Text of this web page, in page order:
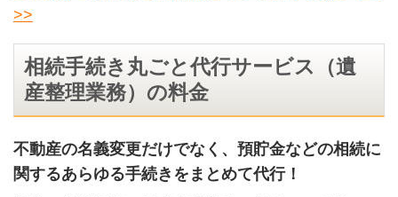
>>
相続手続き丸ごと代行サービス（遺
産整理業務）の料金
不動産の名義変更だけでなく、預貯金などの相続に
関するあらゆる手続きをまとめて代行！